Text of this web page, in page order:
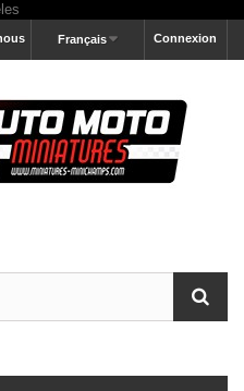
Connexion
Français